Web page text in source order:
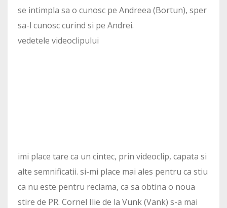
se intimpla sa o cunosc pe Andreea (Bortun), sper
sa-l cunosc curind si pe Andrei.
vedetele videoclipului
imi place tare ca un cintec, prin videoclip, capata si
alte semnificatii. si-mi place mai ales pentru ca stiu
ca nu este pentru reclama, ca sa obtina o noua
stire de PR. Cornel Ilie de la Vunk (Vank) s-a mai